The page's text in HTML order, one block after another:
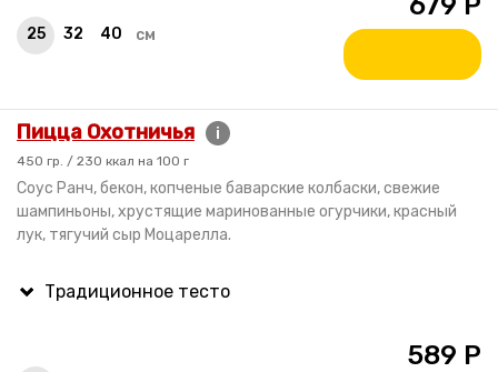
25 32 40 см
Пицца Охотничья i
450 гр. / 230 ккал на 100 г
Соус Ранч, бекон, копченые баварские колбаски, свежие
шампиньоны, хрустящие маринованные огурчики, красный
лук, тягучий сыр Моцарелла.
589 Р